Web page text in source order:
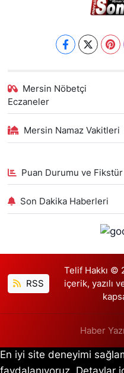
Mersin Nöbetçi
Eczaneler
Mersin Namaz Vakitleri
Puan Durumu ve Fikstür
Son Dakika Haberleri
RSS
Telif Hakkı ©
içerik, yazılı
Haber
En iyi site deneyimi
faydalanıyoruz. Detaylar